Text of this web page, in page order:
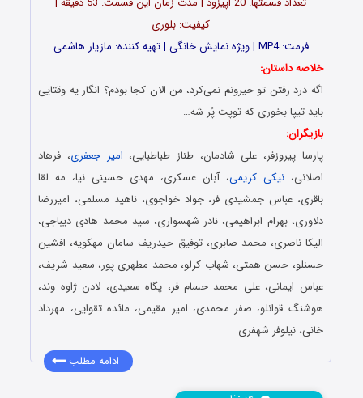
کیفیت: بلوری
فرمت: MP4 | ویژه نمایش خانگی | تهیه کننده: مازیار هاشمی
خلاصه داستان:
اگه درد رفتن تو حیرونم نمی‌کرد، من الان کجا بودم؟ انگار یه وقتایی
باید تیپا بخوری که توپت پُر شه…
بازیگران:
پارسا پیروزفر، علی شادمان، طناز طباطبایی، امیر جعفری، فرهاد
اصلانی،نیکی کریمی، آبان عسکری، مهدی حسینی نیا، مه لقا
باقری، عباس جمشیدی فر، جواد خواجوی، ناهید مسلمی، امیررضا
دلاوری، بهرام ابراهیمی، نادر شهسواری، سید محمد هادی دیباجی،
الیکا ناصری، محمد صابری، توفیق حیدریف سامان مهکویه، افشین
حسنلو، حسن همتی، شهاب کرلو، محمد مطهری پور، سعید شریف،
عباس ایمانی، علی محمد حسام فر، پگاه سعیدی، لادن ژاوه وند،
هوشنگ قوانلو، صفر محمدی، امیر مقیمی، مائده تقوایی، مهرداد
خانی، نیلوفر شهفری
ادامه مطلب